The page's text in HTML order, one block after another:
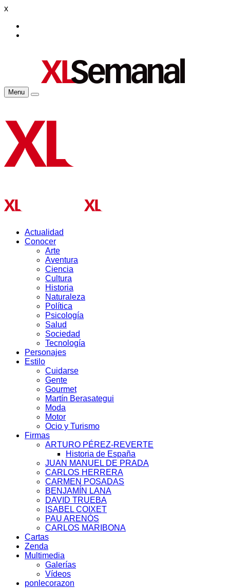
x
Menu
Actualidad
Conocer
Arte
Aventura
Ciencia
Cultura
Historia
Naturaleza
Política
Psicología
Salud
Sociedad
Tecnología
Personajes
Estilo
Cuidarse
Gente
Gourmet
Martín Berasategui
Moda
Motor
Ocio y Turismo
Firmas
ARTURO PÉREZ-REVERTE
Historia de España
JUAN MANUEL DE PRADA
CARLOS HERRERA
CARMEN POSADAS
BENJAMÍN LANA
DAVID TRUEBA
ISABEL COIXET
PAU ARENÓS
CARLOS MARIBONA
Cartas
Zenda
Multimedia
Galerías
Vídeos
ponlecorazon